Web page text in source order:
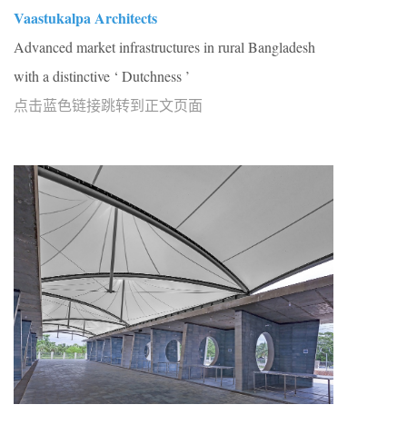
Vaastukalpa Architects
Advanced market infrastructures in rural Bangladesh
with a distinctive ‘ Dutchness ’
点击蓝色链接跳转到正文页面